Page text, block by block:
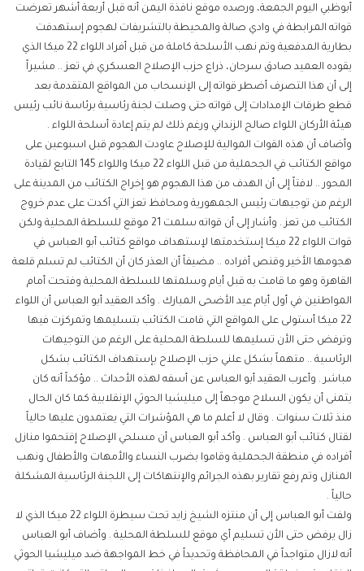
أبوظبي اليوم الجمعة، ورصده موقع نافذة اليمن أنه قبل أربعة أشهر تعرضت
قواته المرابطة في وادي صالة والمحيطة بالتشريفات لهجوم إستهدفت
بطارية المدفعية وتم نهب الأسلحة كاملة من قبل أفراد اللواء 22 ميكا الذي
يقوده العميد صادق سرحان، ذراع حزب الإصلاح العسكري في تعز .. مشيراً
إلى أن هذا التصرف أضطر قواته إلى الإنسحاب من المواقع المتقدمة بعد
قطع طرقات الإمدادات إلى قواته حتى وصلت لجنة رئاسية برئاسة نائب رئيس
هيئة الأركان اللواء صالح الزنداني ورغم ذلك لم يتم إعادة أسلحة اللواء .
وأضاف أن هذه القوات الموالية للإصلاح عاودت الهجوم قبل اسبوعين على
مواقع الكتائب في الجحملية من قبل اللواء 22 ميكا واللواء 145 التابع لقيادة
المحور .. لافتاً إلى أن الهدف من هذا الهجوم هو إخراج الكتائب من المدينة على
الرغم من توجيهات رئيس الجمهورية ومحافظ تعز التي أكدت على عدم خروج
الكتائب من تعز . وأشار إلى أن قواته سلمت 21 موقع للسلطة المحلية ولكن
قوات اللواء 22 ميكا إستخدمتها لإستهداف مواقع كتائب أبو العباس في
هجومها الأخير وقنص أفراده .. مضيفاً أن العذر كان أن الكتائب لم تسلم قلعة
القاهرة وهو ما قامت به قبل أيام وسلمتها للسلطة المحلية وفتحت أمام
المواطنين في أول أيام عيد الأضحى المبارك . وأكد العقيد أبو العباس أن اللواء
22 ميكا أستولى على المواقع التي قامت الكتائب بتسليمها وتمركزت فيها
وترفض حتى الأن تسليمها للسلطة المحلية على الرغم من التوجيهات
الرئاسية .. متهماً بشكل علني حزب الإصلاح بإستهداف الكتائب بشكل
مباشر . وأعرب العقيد أبو العباس عن أسفه لهذه الأحداث .. مؤكداً أنه كان
يتمنى أن يكون السلاح موجهاً إلى ميليشيا الحوثي الإنقلابية كما كان الحال
منذ ثلاث سنوات . وقال لا أعلم ما هي المؤشرات التي يعتمدون عليها حالياً
لقتال كتائب أبو العباس . وأكد أبو العباس أن مسلحي الإصلاح إقتحموا منازل
أفراده في منطقة الجحملية وقاموا بضرب النساء والأمهات والأطفال ونهب
المنازل وتم رفع تقارير بهذه الجرائم والإنتهاكات إلى اللجنة الرئاسية المشكلة
حالياً .
ولفت أبو العباس إلى أن منتزه الشيخ زايد تحت سيطرة اللواء 22 ميكا الذي لا
زال يرفض حتى الأن تسليم أي موقع للسلطة المحلية . وأضاف أبو العباس
أنه لازال متواجداً في المحافظة وتحديداً في خط المواجهة ضد ميليشيا الحوثي